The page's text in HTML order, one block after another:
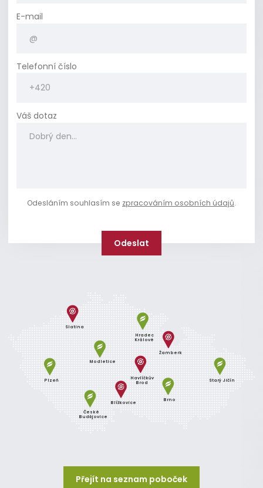
E-mail
Telefonní číslo
Váš dotaz
Odesláním souhlasím se zpracováním osobních údajů.
Brno
Slatina
Blížkovice
Havlíčkův
Brod
Žamberk
Starý Jičín
Hradec
Králové
Modletice
České
Budějovice
Plzeň
Přejít na seznam poboček